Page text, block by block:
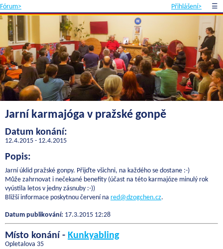
Fórum> Přihlášení> ☰
Jarní karmajóga v pražské gonpě
Datum konání:
12.4.2015 - 12.4.2015
Popis:
Jarní úklid pražské gonpy. Přijďte všichni, na každého se dostane :-)
Může zahrnovat i nečekané benefity (účast na této karmajóze minulý rok
vyústila letos v jedny zásnuby :-))
Bližší informace poskytnou červení na red@dzogchen.cz.
Datum publikování: 17.3.2015 12:28
Místo konání - Kunkyabling
Opletalova 35